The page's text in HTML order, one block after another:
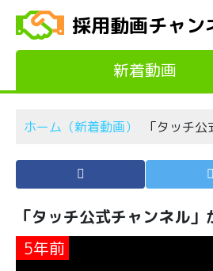
採用動画チャン
新着動画
ホーム（新着動画） 「タッチ
「タッチ公式チャンネル
5年前